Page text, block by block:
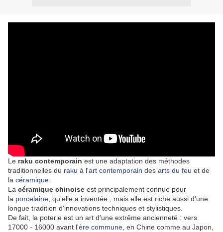
Le raku contemporain est une adaptation des méthodes
traditionnelles du raku à l'art contemporain des arts du feu et de
la céramique
La céramique chinoise est principalement connue pour
la porcelaine , qu'elle a inventée ; mais elle est riche aussi d'une
longue tradition d'innovations techniques et stylistiques.
De fait, la poterie est un art d'une extrême ancienneté : vers
17000 - 16000 avant l'ère commune , en Chine comme au Japon,